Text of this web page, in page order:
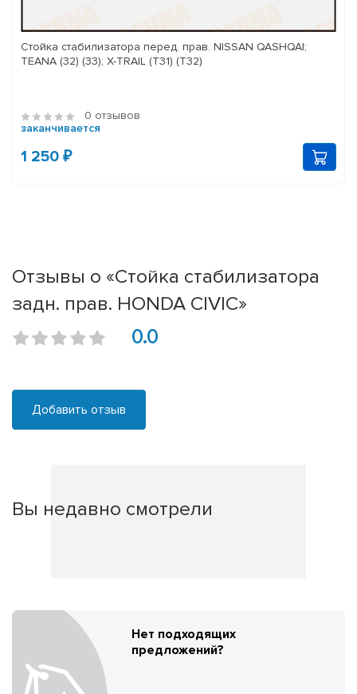
Стойка стабилизатора перед. прав. NISSAN QASHQAI;
TEANA (32) (33); X-TRAIL (T31) (T32)
0 отзывов
заканчивается
1 250 ₽
Отзывы о «Стойка стабилизатора
задн. прав. HONDA CIVIC»
0.0
Добавить отзыв
Вы недавно смотрели
Нет подходящих
предложений?